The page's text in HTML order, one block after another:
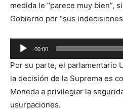
medida le “parece muy bien”,
Gobierno por “sus
Reproductor
de
audio
00:00
Por su parte, el parlamentario
la decisión de la Suprema es
Moneda a privilegiar la
usurpaciones.